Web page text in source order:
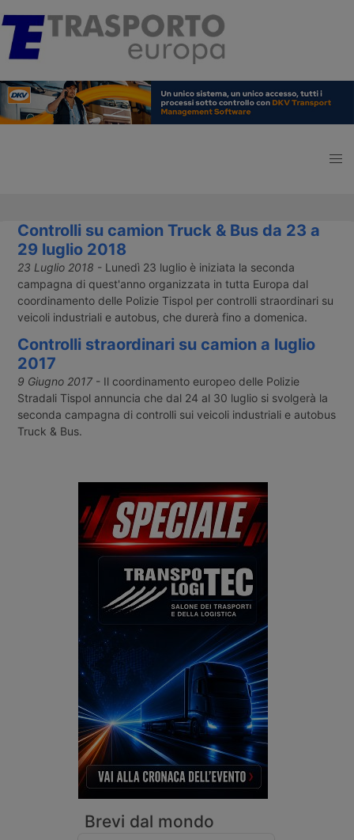
Brevi dal mondo
Controlli su camion Truck & Bus da 23 a
29 luglio 2018
23 Luglio 2018 - Lunedì 23 luglio è iniziata la seconda
campagna di quest'anno organizzata in tutta Europa dal
coordinamento delle Polizie Tispol per controlli straordinari su
veicoli industriali e autobus, che durerà fino a domenica.
Controlli straordinari su camion a luglio
2017
9 Giugno 2017- Il coordinamento europeo delle Polizie
Stradali Tispol annuncia che dal 24 al 30 luglio si svolgerà la
seconda campagna di controlli sui veicoli industriali e autobus
Truck & Bus.